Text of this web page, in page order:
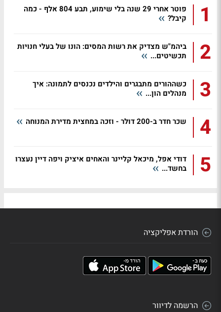
1
פוטר אחרי 29 שנה בלי שימוע, תבע 804 אלף - כמה
קיבל?
2
ביהמ"ש מצדיק את רשות המסים: הונו של בעלי חנויות
תכשיטים...
3
כשההורים מתבגרים והילדים נכנסים לתמונה: איך
מנהלים הון...
4 שכר חדר ב-200 דולר - וזכה במחצית מדירת המנוחה
5
דודי אפל, מיכאל קליינר והאחים איציק ויפה דיין נעצרו
בחשד...
הורדת אפליקציה
הרשמה לדיוור